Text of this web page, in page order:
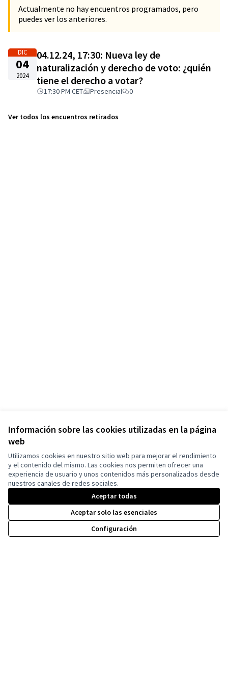
Información sobre las cookies utilizadas en la página
web
Utilizamos cookies en nuestro sitio web para mejorar el rendimiento
y el contenido del mismo. Las cookies nos permiten ofrecer una
experiencia de usuario y unos contenidos más personalizados desde
nuestros canales de redes sociales.
Aceptar todas
Aceptar solo las esenciales
Configuración
Actualmente no hay encuentros programados, pero
puedes ver los anteriores.
DIC
04
2024
04.12.24, 17:30: Nueva ley de
naturalización y derecho de voto: ¿quién
tiene el derecho a votar?
17:30 PM CET Presencial 0
Ver todos los encuentros retirados
Términos y condiciones de uso
.
Con licencia
(Enlace